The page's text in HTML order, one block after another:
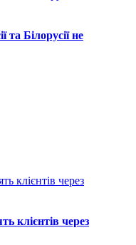
та Білорусії не
клієнтів через